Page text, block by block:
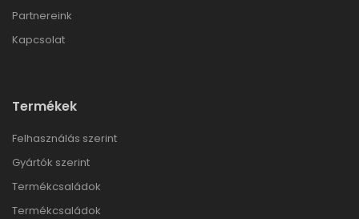
Partnereink
Kapcsolat
Termékek
Felhasználás szerint
Gyártók szerint
Termékcsaládok
Termékcsaládok